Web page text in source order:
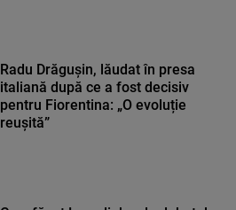
Radu Drăgușin, lăudat în presa
italiană după ce a fost decisiv
pentru Fiorentina: „O evoluție
reușită”